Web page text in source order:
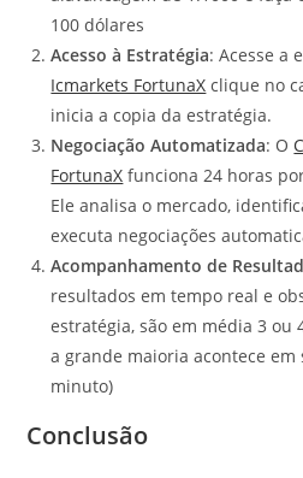
100 dólares
Acesso à Estratégia: Acesse a
Icmarkets FortunaX clique no
inicia a copia da estratégia.
Negociação Automatizada: O
FortunaX funciona 24 horas
Ele analisa o mercado,
executa negociações
Acompanhamento de
resultados em tempo real e
estratégia, são em média 3 ou
a grande maioria acontece em
minuto)
Conclusão